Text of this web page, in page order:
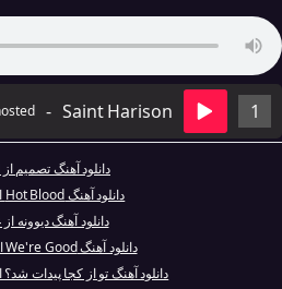
1
Saint Harison
-
دانلود آهنگ تصمیم
دانلود آهنگ Hot Blood از KALEO
دانلود آهنگ دیوونه
دانلود آهنگ We're Good از Dua Lipa
دانلود آهنگ تو از کجا پیدات